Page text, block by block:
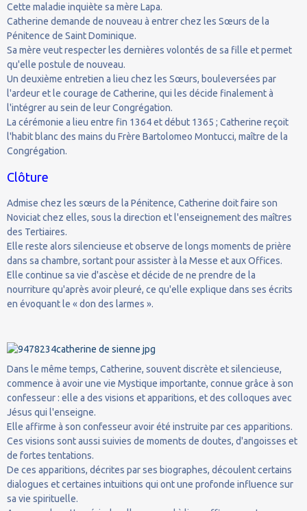
Cette maladie inquiète sa mère Lapa.
Catherine demande de nouveau à entrer chez les Sœurs de la
Pénitence de Saint Dominique.
Sa mère veut respecter les dernières volontés de sa fille et permet
qu'elle postule de nouveau.
Un deuxième entretien a lieu chez les Sœurs, bouleversées par
l'ardeur et le courage de Catherine, qui les décide finalement à
l'intégrer au sein de leur Congrégation.
La cérémonie a lieu entre fin 1364 et début 1365 ; Catherine reçoit
l'habit blanc des mains du Frère Bartolomeo Montucci, maître de la
Congrégation.
Clôture
Admise chez les sœurs de la Pénitence, Catherine doit faire son
Noviciat chez elles, sous la direction et l'enseignement des maîtres
des Tertiaires.
Elle reste alors silencieuse et observe de longs moments de prière
dans sa chambre, sortant pour assister à la Messe et aux Offices.
Elle continue sa vie d'ascèse et décide de ne prendre de la
nourriture qu'après avoir pleuré, ce qu'elle explique dans ses écrits
en évoquant le « don des larmes ».
Dans le même temps, Catherine, souvent discrète et silencieuse,
commence à avoir une vie Mystique importante, connue grâce à son
confesseur : elle a des visions et apparitions, et des colloques avec
Jésus qui l'enseigne.
Elle affirme à son confesseur avoir été instruite par ces apparitions.
Ces visions sont aussi suivies de moments de doutes, d'angoisses et
de fortes tentations.
De ces apparitions, décrites par ses biographes, découlent certains
dialogues et certaines intuitions qui ont une profonde influence sur
sa vie spirituelle.